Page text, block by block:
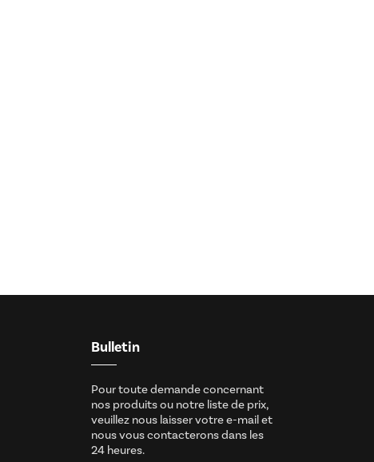
Bulletin
Pour toute demande concernant
nos produits ou notre liste de prix,
veuillez nous laisser votre e-mail et
nous vous contacterons dans les
24 heures.